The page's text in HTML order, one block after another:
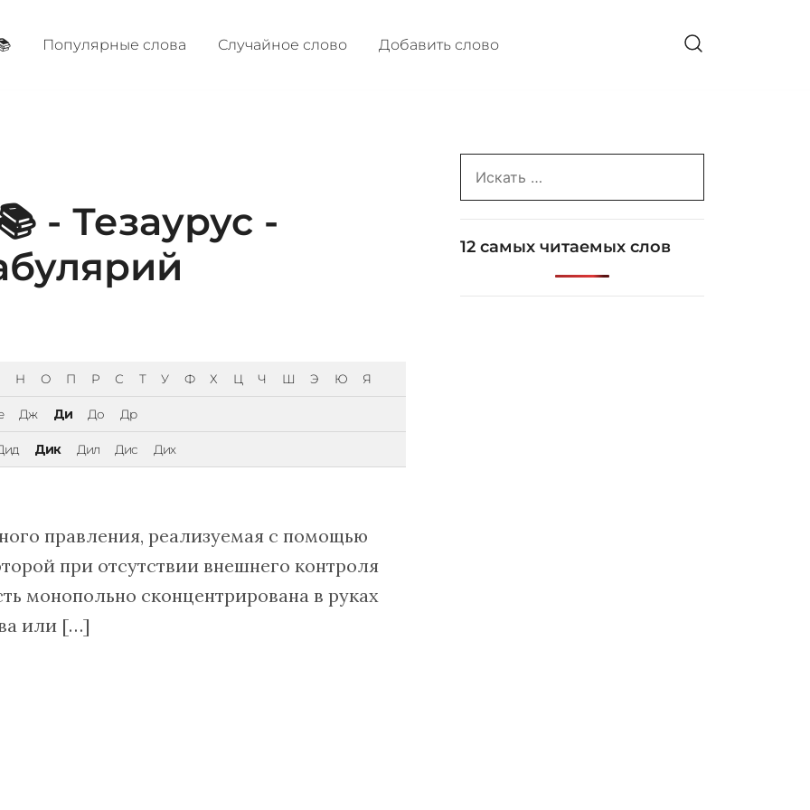
Популярные cлова Случайное слово Добавить слово
- Тезаурус -
Н О П Р С Т У Ф Х Ц Ч Ш Э Ю Я
Дж Ди До Др
Дик Дил Дис Дих
прав­ле­ния, реализуемая с по­мо­щью
при отсутствии внешнего контроля
монопольно скон­цен­три­ро­ва­на в ру­ках
или […]
for:
12 самых читаемых слов